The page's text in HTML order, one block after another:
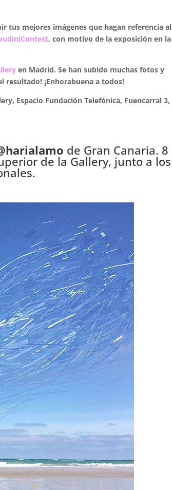
tus mejores imágenes que hagan referencia al
,con motivo de la exposición en la
en Madrid. Se han subido muchas fotos y
resultado! ¡Enhorabuena a todos!
Espacio Fundación Telefónica, Fuencarral 3,
de Gran Canaria. 8
de la Gallery, junto a los